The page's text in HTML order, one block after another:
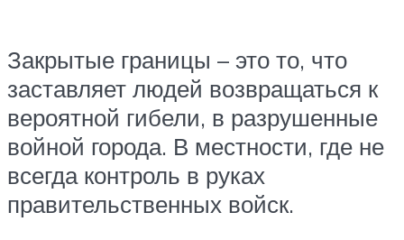
Закрытые границы – это то, что
заставляет людей возвращаться к
вероятной гибели, в разрушенные
войной города. В местности, где не
всегда контроль в руках
правительственных войск.